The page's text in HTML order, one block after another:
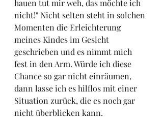
hauen tut mir weh, das möchte ich
nicht!" Nicht selten steht in solchen
Momenten die Erleichterung
meines Kindes im Gesicht
geschrieben und es nimmt mich
fest in den Arm. Würde ich diese
Chance so gar nicht einräumen,
dann lasse ich es hilflos mit einer
Situation zurück, die es noch gar
nicht überblicken kann.